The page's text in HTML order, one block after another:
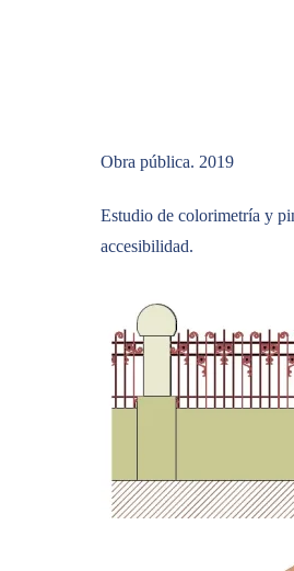
Obra pública. 2019
Estudio de colorimetría y
accesibilidad.